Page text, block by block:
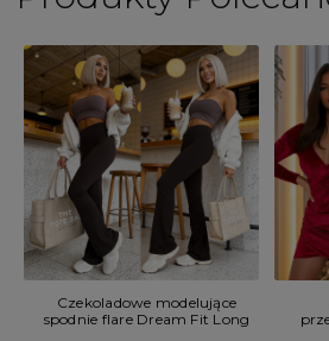
Czekoladowe modelujące
spodnie flare Dream Fit Long